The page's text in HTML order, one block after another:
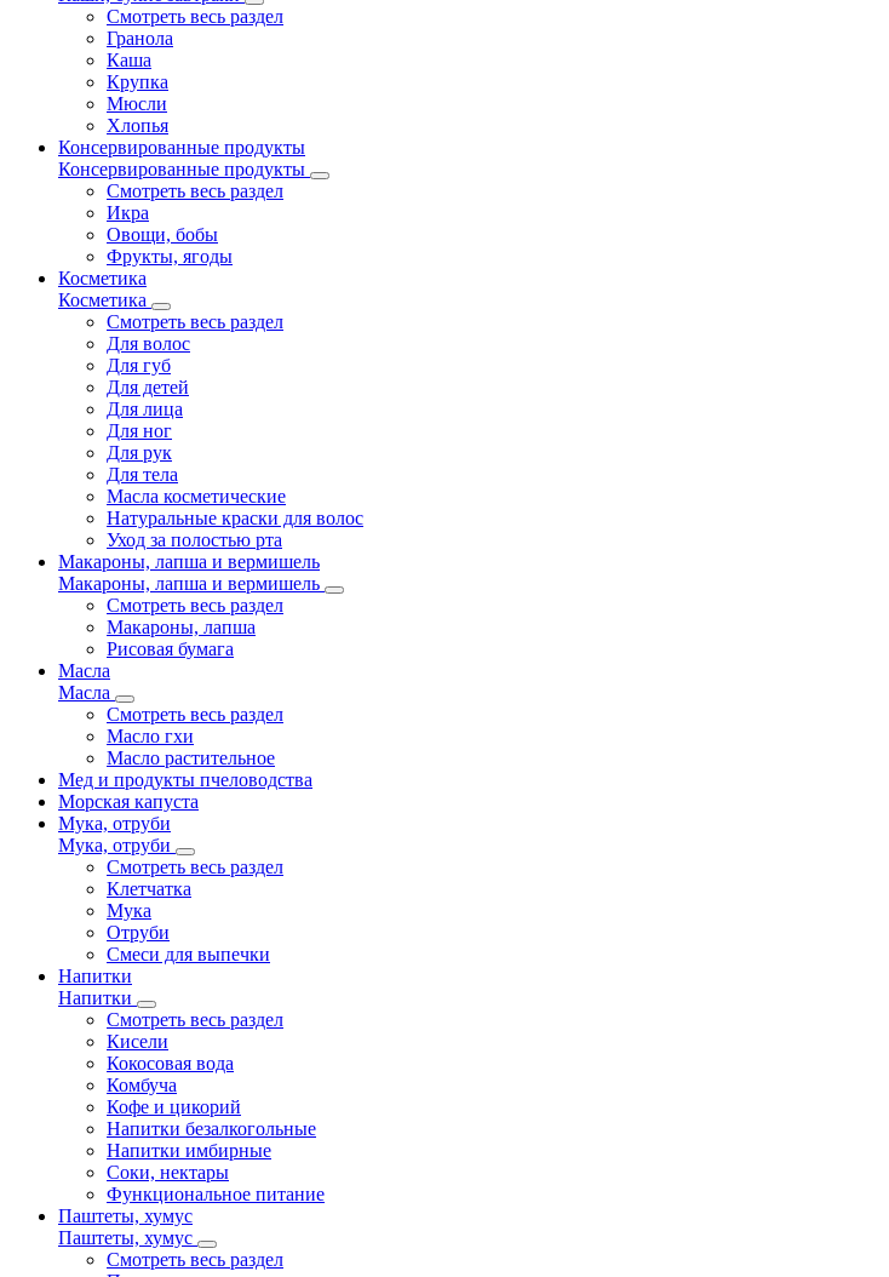
Смотреть весь раздел
Гранола
Каша
Крупка
Мюсли
Хлопья
Консервированные продукты
Консервированные продукты
Смотреть весь раздел
Икра
Овощи, бобы
Фрукты, ягоды
Косметика
Косметика
Смотреть весь раздел
Для волос
Для губ
Для детей
Для лица
Для ног
Для рук
Для тела
Масла косметические
Натуральные краски для волос
Уход за полостью рта
Макароны, лапша и вермишель
Макароны, лапша и вермишель
Смотреть весь раздел
Макароны, лапша
Рисовая бумага
Масла
Масла
Смотреть весь раздел
Масло гхи
Масло растительное
Мед и продукты пчеловодства
Морская капуста
Мука, отруби
Мука, отруби
Смотреть весь раздел
Клетчатка
Мука
Отруби
Смеси для выпечки
Напитки
Напитки
Смотреть весь раздел
Кисели
Кокосовая вода
Комбуча
Кофе и цикорий
Напитки безалкогольные
Напитки имбирные
Соки, нектары
Функциональное питание
Паштеты, хумус
Паштеты, хумус
Смотреть весь раздел